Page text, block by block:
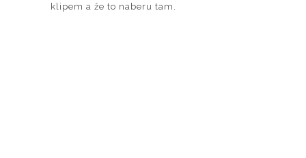
klipem a že to naberu tam.